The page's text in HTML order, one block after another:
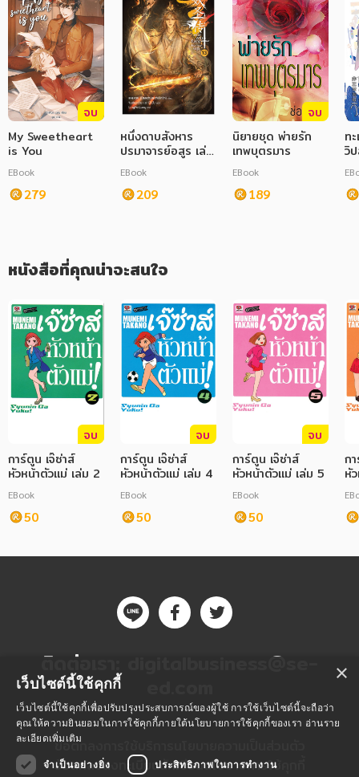
การเรียน การศึกษา
เทคโนโลยี การสื่อสาร วิทยาศาสตร์
ภาษาศาสตร์
หนังสือเด็ก
การพัฒนาตนเอง
จบ
My Sweetheart
is You
EBook
279
หนึ่งดาบสังหาร
ปรมาจารย์อสูร เล่ม
13
EBook
209
จบ
นิยายชุด พ่ายรัก
เทพบุตรมาร
EBook
189
ท
วิ
หนังสือที่คุณน่าจะสนใจ
จบ
การ์ตูน เจ๊ซ่าส์
หัวหน้าตัวแม่ เล่ม 2
EBook
50
จบ
การ์ตูน เจ๊ซ่าส์
หัวหน้าตัวแม่ เล่ม 4
EBook
50
จบ
การ์ตูน เจ๊ซ่าส์
หัวหน้าตัวแม่ เล่ม 5
EBook
50
ก
หั
ติดต่อเรา: digitalbusiness@se-
ข้อตกลงการใช้บริการ
ข้อตกลงลงทะเบียนนักเขียนนโยบายการใช้คุกกี้
×
เว็บไซต์นี้ใช้คุกกี้
เว็บไซต์นี้ใช้คุกกี้เพื่อปรับปรุงประสบการณ์ของผู้ใช้ การใช้เว็บไซต์นี้จะถือว่า
คุณให้ความยินยอมในการใช้คุกกี้ภายใต้นโยบายการใช้คุกกี้ของเรา อ่านราย
ละเอียดเพิ่มเติม
จำเป็นอย่างยิ่ง
ประสิทธิภาพในการทำงาน